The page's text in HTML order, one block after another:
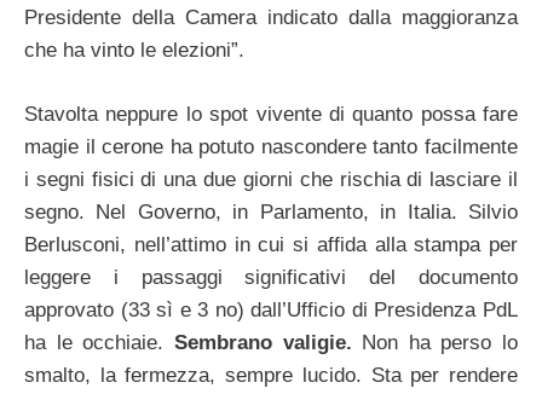
Presidente della Camera indicato dalla maggioranza
che ha vinto le elezioni”.
Stavolta neppure lo spot vivente di quanto possa fare
magie il cerone ha potuto nascondere tanto facilmente
i segni fisici di una due giorni che rischia di lasciare il
segno. Nel Governo, in Parlamento, in Italia. Silvio
Berlusconi, nell’attimo in cui si affida alla stampa per
leggere i passaggi significativi del documento
approvato (33 sì e 3 no) dall’Ufficio di Presidenza PdL
ha le occhiaie. Sembrano valigie. Non ha perso lo
smalto, la fermezza, sempre lucido. Sta per rendere